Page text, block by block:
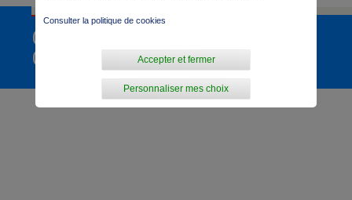
CLASSEMENT
GÉNÉRAL
Consulter la politique de cookies
Personnaliser mes choix
Accepter et fermer